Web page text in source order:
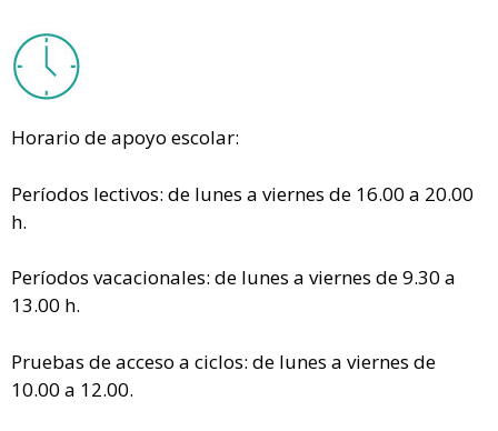
Horario de apoyo escolar:
Períodos lectivos: de lunes a viernes de 16.00 a 20.00
h.
Períodos vacacionales: de lunes a viernes de 9.30 a
13.00 h.
Pruebas de acceso a ciclos: de lunes a viernes de
10.00 a 12.00.